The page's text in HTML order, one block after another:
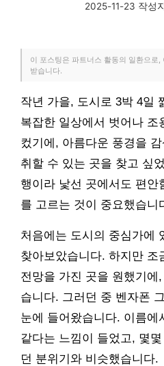
2025-11-23 작성
이 포스팅은 파트너스 활동의 일환으로
받습니다.
작년 가을, 도시로 3박 4일
복잡한 일상에서 벗어나 조
컸기에, 아름다운 풍경을
취할 수 있는 곳을 찾고 싶
행이라 낯선 곳에서도 편안
를 고르는 것이 중요했습니
처음에는 도시의 중심가에
찾아보았습니다. 하지만 조
전망을 가진 곳을 원했기에
습니다. 그러던 중 벤자폰
눈에 들어왔습니다. 이름에
같다는 느낌이 들었고, 몇
던 분위기와 비슷했습니다.